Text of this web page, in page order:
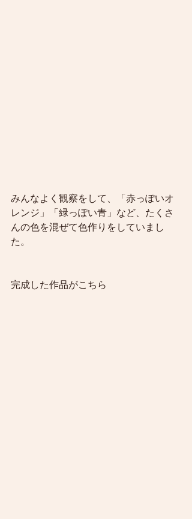
みんなよく観察をして、「赤っぽいオ
レンジ」「緑っぽい青」など、たくさ
んの色を混ぜて色作りをしていまし
た。
完成した作品がこちら